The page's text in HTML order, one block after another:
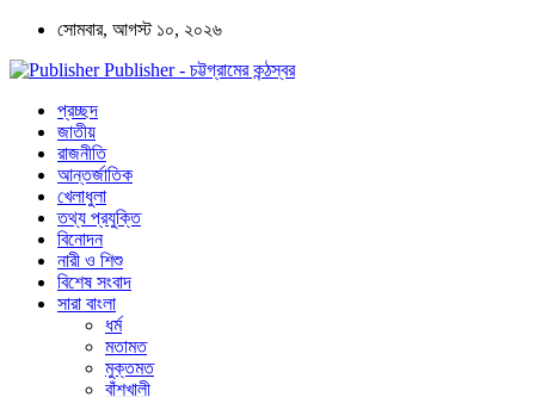
সোমবার, আগস্ট ১০, ২০২৬
Publisher - চট্টগ্রামের কন্ঠস্বর
প্রচ্ছদ
জাতীয়
রাজনীতি
আন্তর্জাতিক
খেলাধুলা
তথ্য প্রযুক্তি
বিনোদন
নারী ও শিশু
বিশেষ সংবাদ
সারা বাংলা
ধর্ম
মতামত
মুক্তমত
বাঁশখালী